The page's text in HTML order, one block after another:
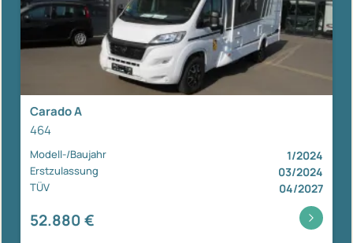
Carado A
464
Modell-/Baujahr 1/2024
Erstzulassung 03/2024
TÜV 04/2027
52.880 €